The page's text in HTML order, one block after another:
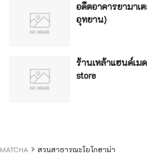
อดีตอาคารยามาเ
อุทยาน)
ร้านเหล้าแฮนด์เม
store
MATCHA สวนสาธารณะโยโกฮาม่า